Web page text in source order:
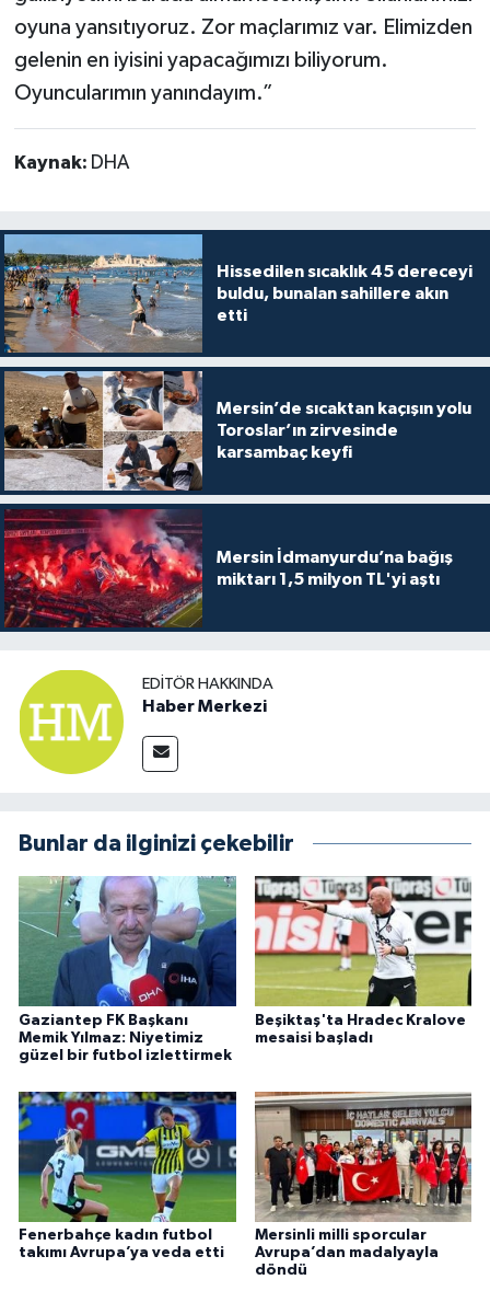
oyuna yansıtıyoruz. Zor maçlarımız var. Elimizden
gelenin en iyisini yapacağımızı biliyorum.
Oyuncularımın yanındayım.”
Kaynak: DHA
Hissedilen sıcaklık 45 dereceyi
buldu, bunalan sahillere akın
etti
Mersin’de sıcaktan kaçışın yolu
Toroslar’ın zirvesinde
karsambaç keyfi
Mersin İdmanyurdu’na bağış
miktarı 1,5 milyon TL'yi aştı
EDITÖR HAKKINDA
Haber Merkezi
Bunlar da ilginizi çekebilir
Gaziantep FK Başkanı
Memik Yılmaz: Niyetimiz
güzel bir futbol izlettirmek
Beşiktaş'ta Hradec Kralove
mesaisi başladı
Fenerbahçe kadın futbol
takımı Avrupa’ya veda etti
Mersinli milli sporcular
Avrupa’dan madalyayla
döndü